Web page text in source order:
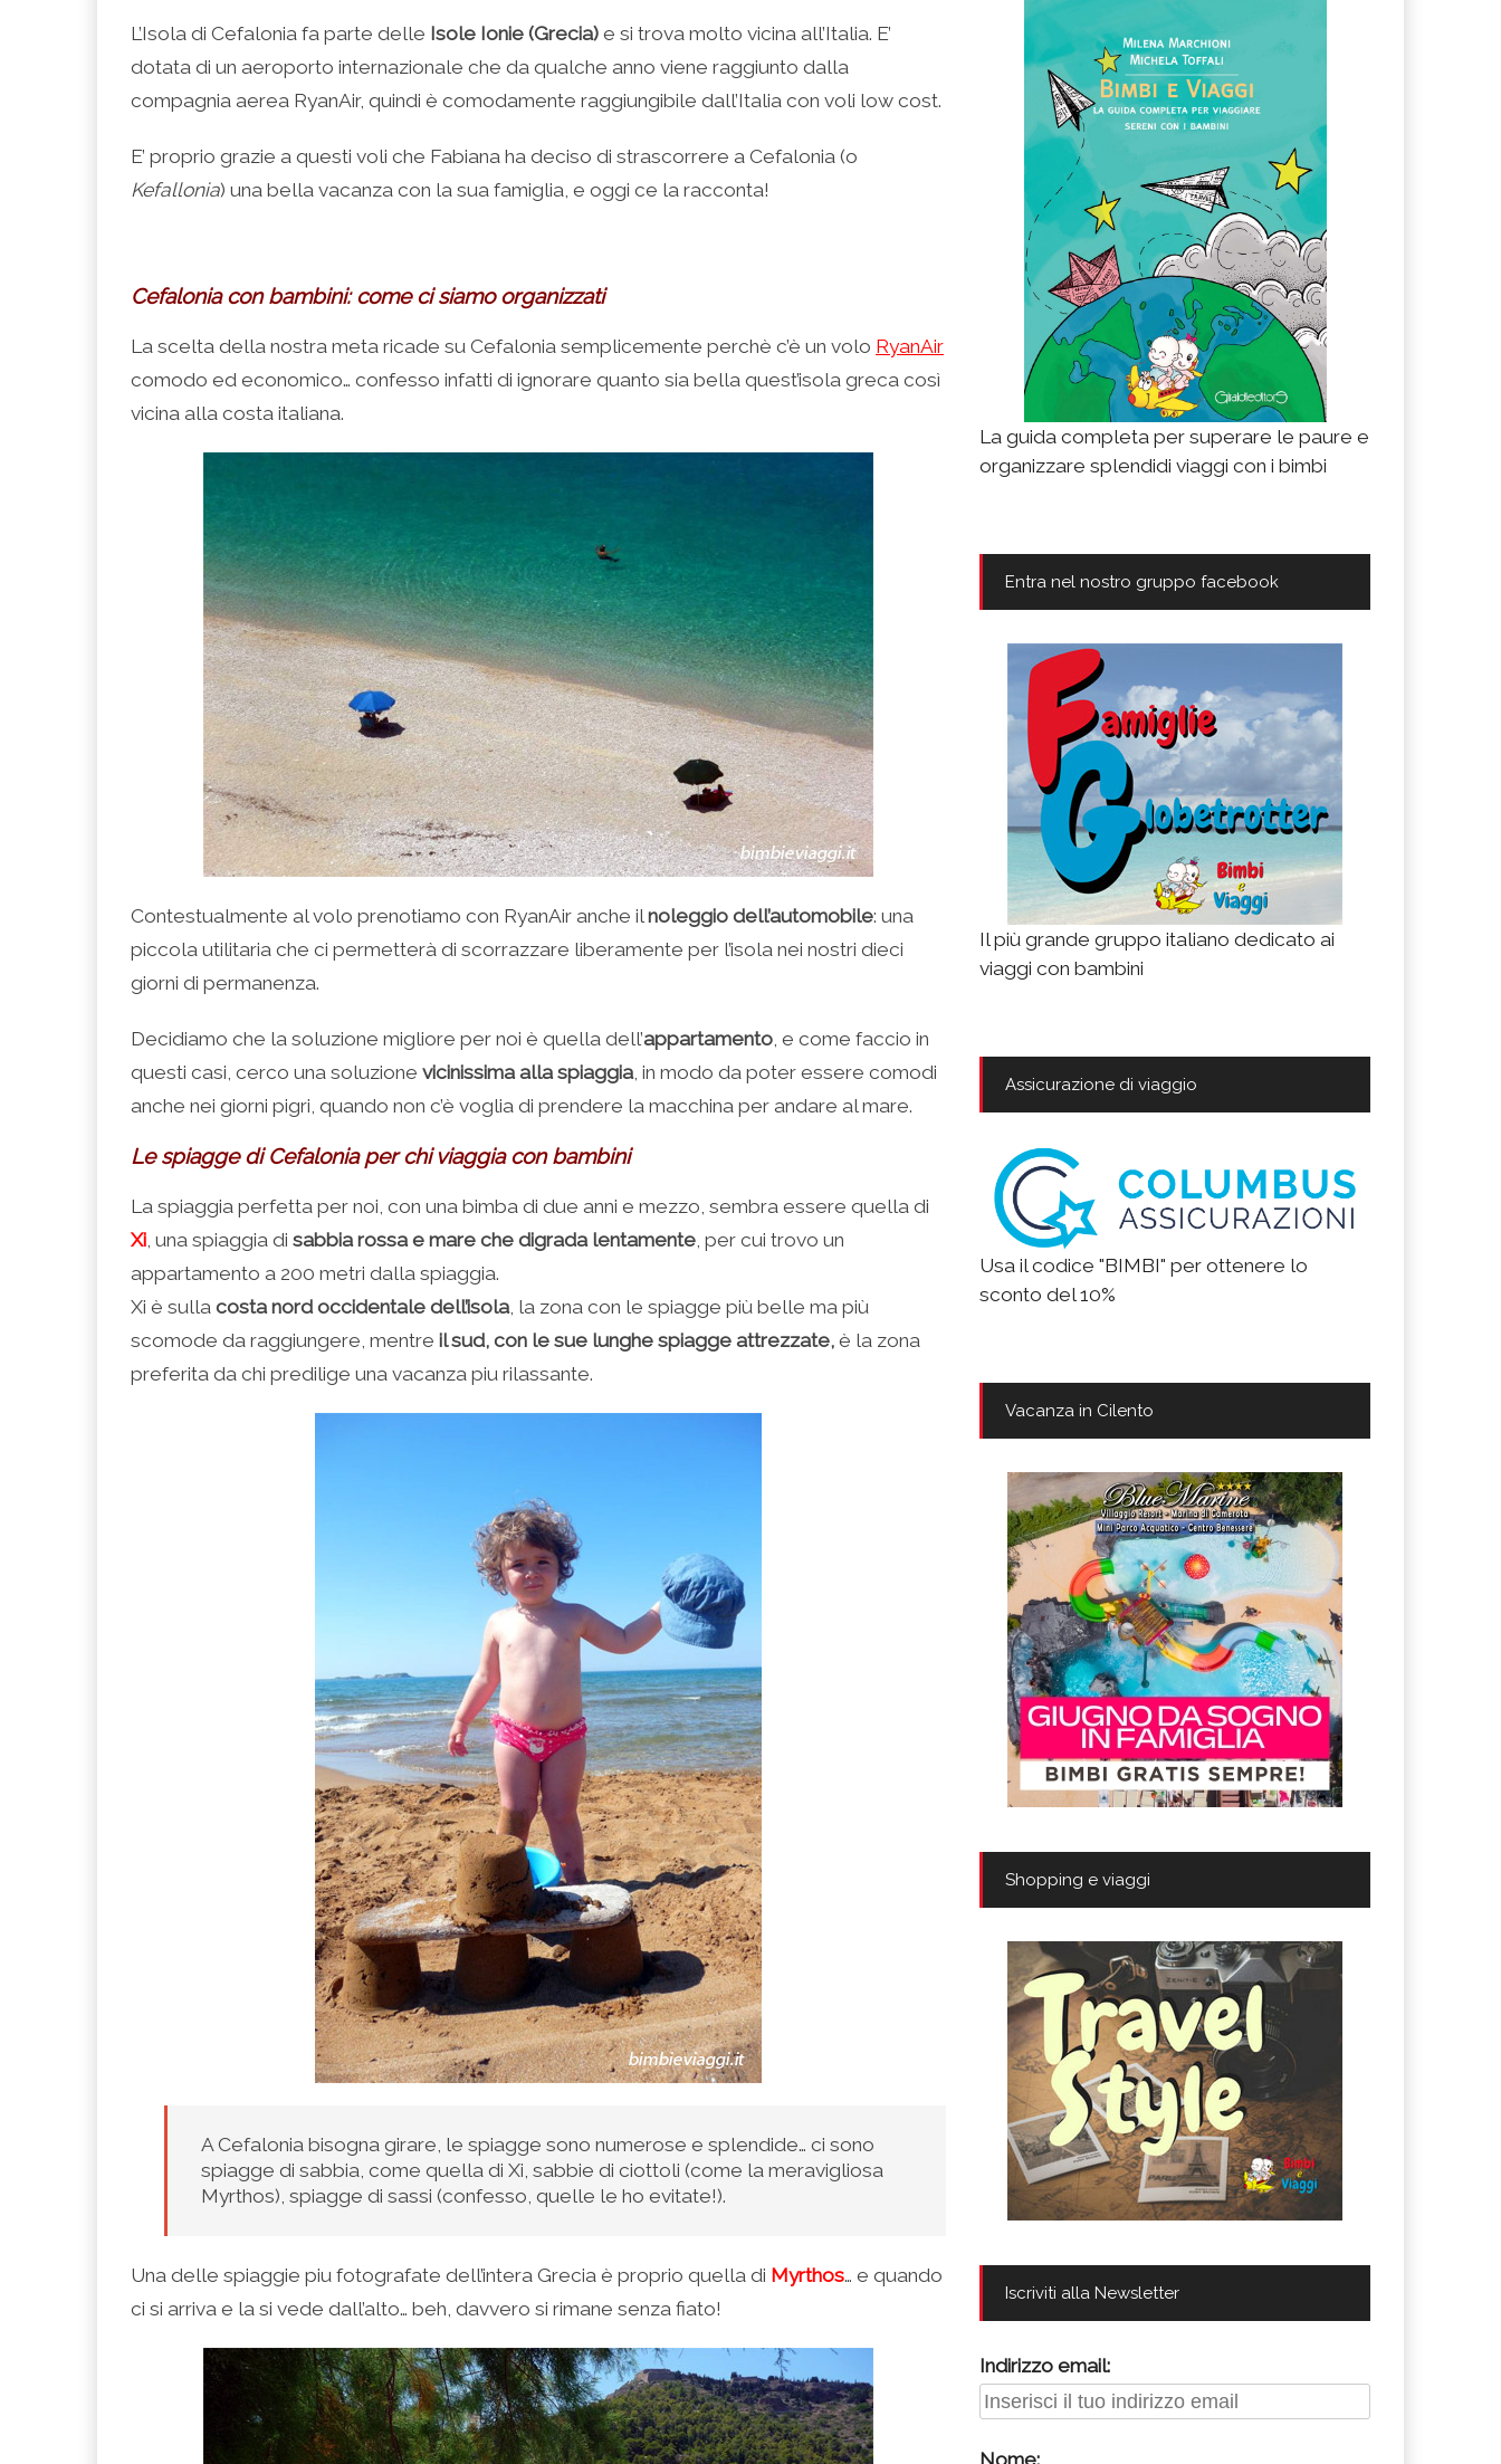
finestra)nuovanuovanuova
finestra)
L’Isola di Cefalonia fa parte delle Isole Ionie (Grecia) e si trova molto vicina all’Italia. E’
dotata di un aeroporto internazionale che da qualche anno viene raggiunto dalla
compagnia aerea RyanAir, quindi è comodamente raggiungibile dall’Italia con voli low cost.
E’ proprio grazie a questi voli che Fabiana ha deciso di strascorrere a Cefalonia (o
Kefallonia) una bella vacanza con la sua famiglia, e oggi ce la racconta!
Cefalonia con bambini: come ci siamo organizzati
La scelta della nostra meta ricade su Cefalonia semplicemente perchè c’è un volo RyanAir
comodo ed economico… confesso infatti di ignorare quanto sia bella quest’isola greca così
vicina alla costa italiana.
Contestualmente al volo prenotiamo con RyanAir anche il noleggio dell’automobile: una
piccola utilitaria che ci permetterà di scorrazzare liberamente per l’isola nei nostri dieci
giorni di permanenza.
Decidiamo che la soluzione migliore per noi è quella dell’appartamento , e come faccio in
questi casi, cerco una soluzione vicinissima alla spiaggia, in modo da poter essere comodi
anche nei giorni pigri, quando non c’è voglia di prendere la macchina per andare al mare.
Le spiagge di Cefalonia per chi viaggia con bambini
La spiaggia perfetta per noi, con una bimba di due anni e mezzo, sembra essere quella di
Xi , una spiaggia di sabbia rossa e mare che digrada lentamente , per cui trovo un
appartamento a 200 metri dalla spiaggia.
Xi è sulla costa nord occidentale dell’isola, la zona con le spiagge più belle ma più
scomode da raggiungere, mentre il sud, con le sue lunghe spiagge attrezzate, è la zona
preferita da chi predilige una vacanza piu rilassante.
A Cefalonia bisogna girare, le spiagge sono numerose e splendide… ci sono
spiagge di sabbia, come quella di Xi, sabbie di ciottoli (come la meravigliosa
Myrthos), spiagge di sassi (confesso, quelle le ho evitate!).
Una delle spiaggie piu fotografate dell’intera Grecia è proprio quella di Myrthos… e quando
ci si arriva e la si vede dall’alto… beh, davvero si rimane senza fiato!
La guida completa per superare le paure e
organizzare splendidi viaggi con i bimbi
Entra nel nostro gruppo facebook
Il più grande gruppo italiano dedicato ai
viaggi con bambini
Assicurazione di viaggio
Usa il codice "BIMBI" per ottenere lo
sconto del 10%
Vacanza in Cilento
Shopping e viaggi
Iscriviti alla Newsletter
Indirizzo email: